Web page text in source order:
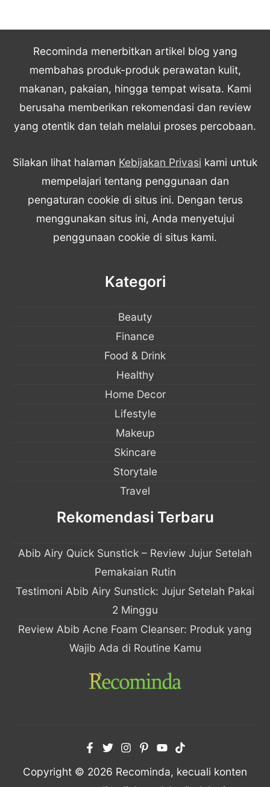
Recominda menerbitkan artikel blog yang
membahas produk-produk perawatan kulit,
makanan, pakaian, hingga tempat wisata. Kami
berusaha memberikan rekomendasi dan review
yang otentik dan telah melalui proses percobaan.
Silakan lihat halaman Kebijakan Privasi kami untuk
mempelajari tentang penggunaan dan
pengaturan cookie di situs ini. Dengan terus
menggunakan situs ini, Anda menyetujui
penggunaan cookie di situs kami.
Kategori
Beauty
Finance
Food & Drink
Healthy
Home Decor
Lifestyle
Makeup
Skincare
Storytale
Travel
Rekomendasi Terbaru
Abib Airy Quick Sunstick – Review Jujur Setelah
Pemakaian Rutin
Testimoni Abib Airy Sunstick: Jujur Setelah Pakai
2 Minggu
Review Abib Acne Foam Cleanser: Produk yang
Wajib Ada di Routine Kamu
Copyright © 2026 Recominda, kecuali konten